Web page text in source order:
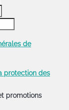
de
protection des
promotions